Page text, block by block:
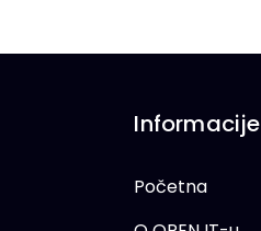
Informacije
Početna